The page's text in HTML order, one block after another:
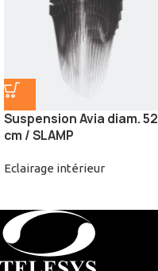
Suspension Avia diam. 52
cm / SLAMP
Eclairage intérieur